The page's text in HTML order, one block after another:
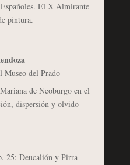
El X Almirante
pintura.
Museo del Prado
de Neoburgo en el
dispersión y olvido
25: Deucalión y Pirra